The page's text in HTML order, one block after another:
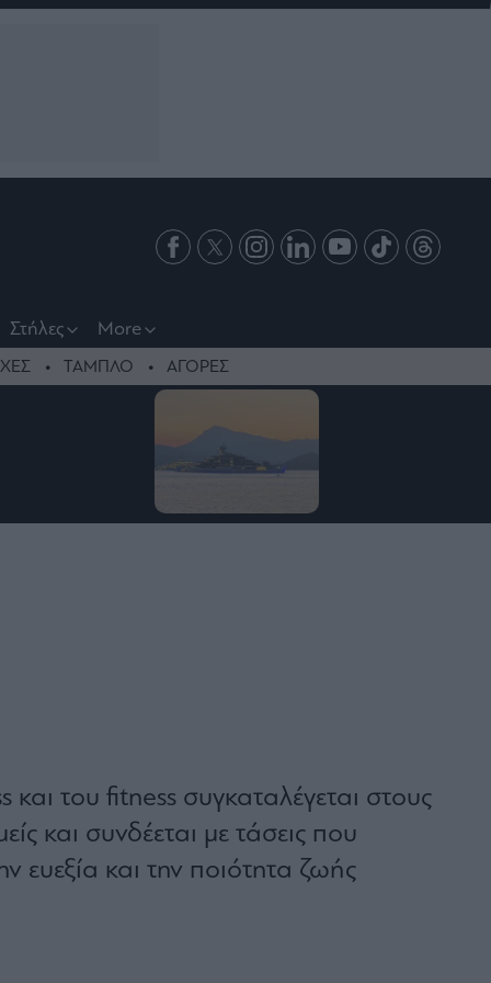
Στήλες More
ΤΑΜΠΛΟ ΑΓΟΡΕΣ
του fitness συγκαταλέγεται στους
και συνδέεται με τάσεις που
ευεξία και την ποιότητα ζωής